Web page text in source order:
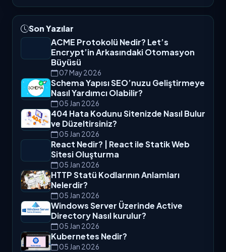
Son Yazılar
ACME Protokolü Nedir? Let’s
Encrypt’in Arkasındaki Otomasyon
Büyüsü
07 May 2026
Schema Yapısı SEO’nuzu Geliştirmeye
Nasıl Yardımcı Olabilir?
05 Jan 2026
404 Hata Kodunu Sitenizde Nasıl Bulur
ve Düzeltirsiniz?
05 Jan 2026
React Nedir? | React ile Statik Web
Sitesi Oluşturma
05 Jan 2026
HTTP Statü Kodlarının Anlamları
Nelerdir?
05 Jan 2026
Windows Server Üzerinde Active
Directory Nasıl kurulur?
05 Jan 2026
Kubernetes Nedir?
05 Jan 2026